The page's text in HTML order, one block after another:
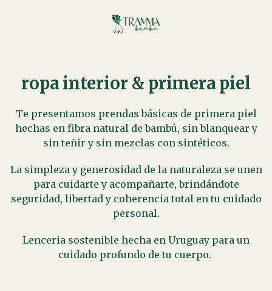
ropa interior & primera piel
Te presentamos prendas básicas de primera piel
hechas en fibra natural de bambú, sin blanquear y
sin teñir y sin mezclas con sintéticos.
La simpleza y generosidad de la naturaleza se unen
para cuidarte y acompañarte, brindándote
seguridad, libertad y coherencia total en tu cuidado
personal.
Lenceria sostenible hecha en Uruguay para un
cuidado profundo de tu cuerpo.